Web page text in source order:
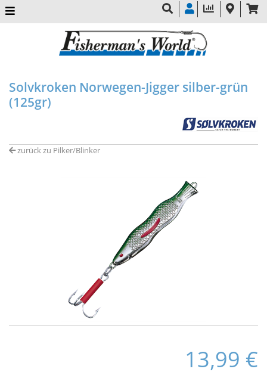
Solvkroken Norwegen-Jigger silber-grün
(125gr)
zurück zu Pilker/Blinker
13,99 €